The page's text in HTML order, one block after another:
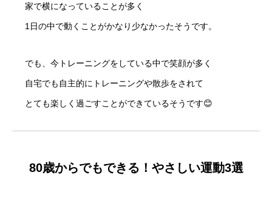
家で横になっていることが多く
1日の中で動くことがかなり少なかったそうです。
でも、今トレーニングをしている中で笑顔が多く
自宅でも自主的にトレーニングや散歩をされて
とても楽しく過ごすことができているそうです😊
80歳からでもできる！やさしい運動3選